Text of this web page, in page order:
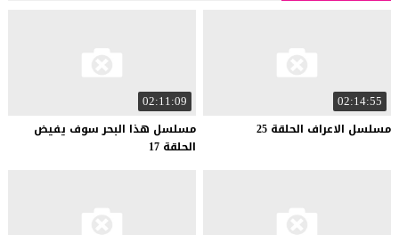
02:14:55
مسلسل الاعراف الحلقة 25
02:11:09
مسلسل هذا البحر سوف يفيض
الحلقة 17